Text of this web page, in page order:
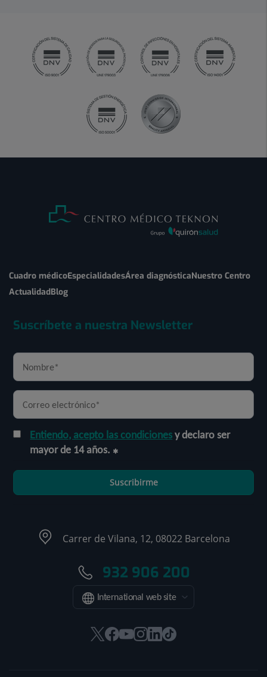
Cuadro médicoEspecialidadesÁrea diagnósticaNuestro Centro
ActualidadBlog
Suscríbete a nuestra Newsletter
Entiendo, acepto las condicionesy declaro ser
mayor de 14 años.
Suscribirme
Carrer de Vilana, 12, 08022 Barcelona
932 906 200
International web site
EsteEsteEsteEsteEsteEnlace